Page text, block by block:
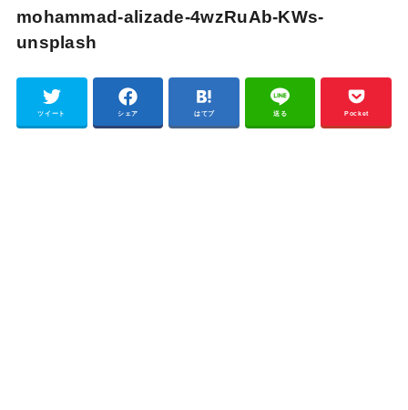
mohammad-alizade-4wzRuAb-KWs-
unsplash
ツイート シェア はてブ 送る Pocket